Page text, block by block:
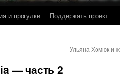
и прогулки Поддержать проект
Ульяна Хомюк и
— часть 2